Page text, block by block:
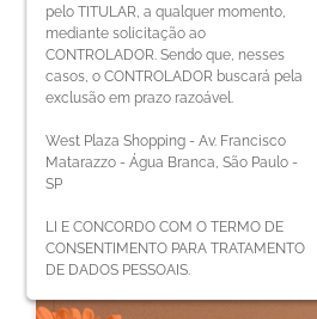
Super Games
pelo TITULAR, a qualquer momento,
mediante solicitação ao
CONTROLADOR. Sendo que, nesses
casos, o CONTROLADOR buscará pela
exclusão em prazo razoável.
West Plaza Shopping - Av. Francisco
Matarazzo - Água Branca, São Paulo -
SP
LI E CONCORDO COM O TERMO DE
CONSENTIMENTO PARA TRATAMENTO
DE DADOS PESSOAIS.